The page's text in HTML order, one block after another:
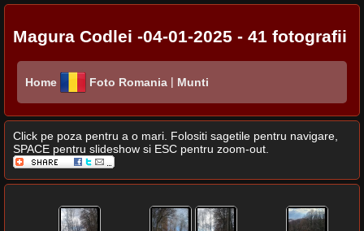
Magura Codlei -04-01-2025 - 41 fotografii
Home Foto Romania | Munti
Click pe poza pentru a o mari. Folositi sagetile pentru navigare,
SPACE pentru slideshow si ESC pentru zoom-out.